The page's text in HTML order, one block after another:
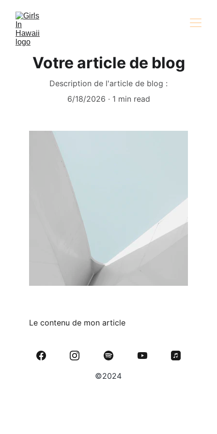
Votre article de blog
Description de l'article de blog :
6/18/2026
1 min read
Le contenu de mon article
©2024